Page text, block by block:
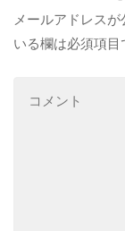
メールアドレスが
いる欄は必須項目